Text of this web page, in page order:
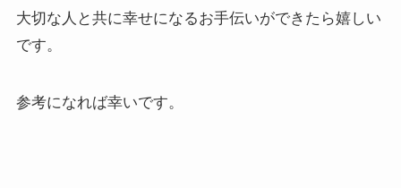
大切な人と共に幸せになるお手伝いができたら嬉しい
です。
参考になれば幸いです。